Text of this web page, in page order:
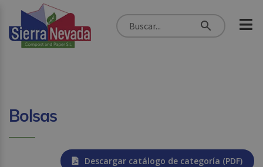
Bolsas
Descargar catálogo de categoría (PDF)